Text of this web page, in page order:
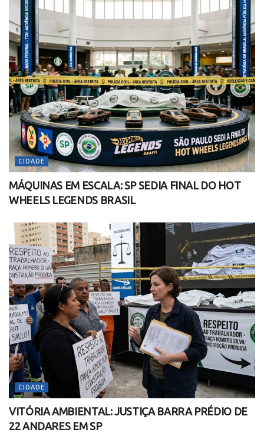
CIDADE
MÁQUINAS EM ESCALA: SP SEDIA FINAL DO HOT
WHEELS LEGENDS BRASIL
CIDADE
VITÓRIA AMBIENTAL: JUSTIÇA BARRA PRÉDIO DE
22 ANDARES EM SP